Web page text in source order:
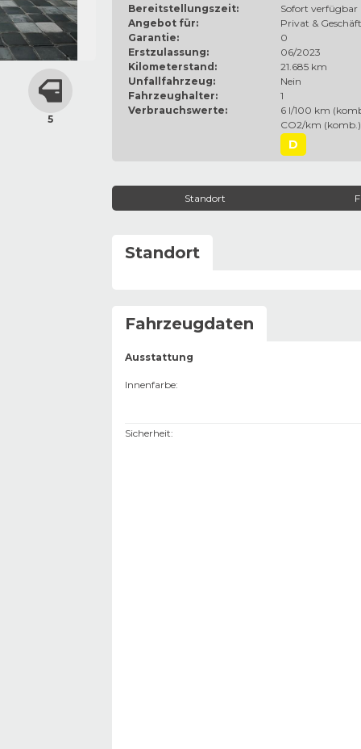
5
Bereitstellungszeit:
Sofort verfügbar
Angebot für:
Privat &
Garantie:
0
Erstzulassung:
06/2023
Kilometerstand:
21.685 km
Unfallfahrzeug:
Nein
Fahrzeughalter:
1
Verbrauchswerte:
6 l/100 km
CO2/km
D
Standort
Standort
Fahrzeugdaten
Ausstattung
Innenfarbe:
Sicherheit: